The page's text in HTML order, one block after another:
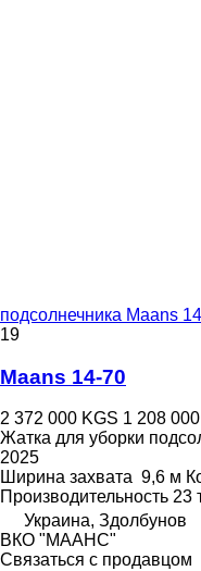
подсолнечника Maans
19
Maans 14-70
2 372 000 KGS 1 208 000
Жатка для уборки
2025
Ширина захвата 9,6 м
Производительность 23
Украина, Здолбунов
ВКО "МААНС"
Связаться с продавцом